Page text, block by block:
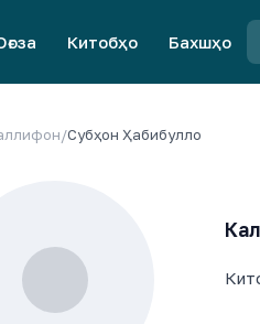
Китобҳо Бахшҳо
/Субҳон Ҳабибулло